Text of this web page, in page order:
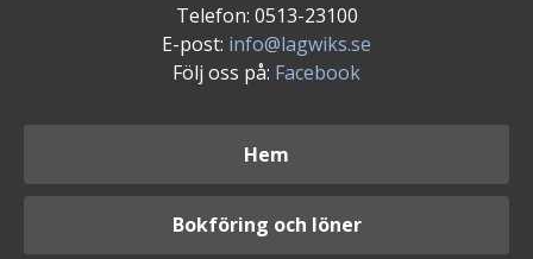
Telefon: 0513-23100
E-post: info@lagwiks.se
Följ oss på: Facebook
Hem
Bokföring och löner